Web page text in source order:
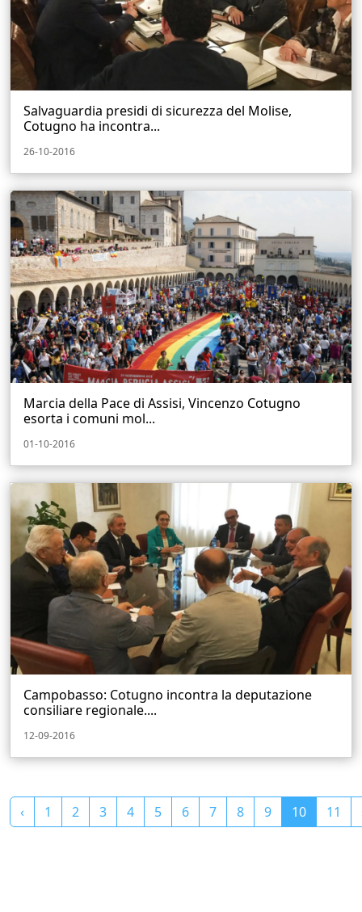
Salvaguardia presidi di sicurezza del Molise,
Cotugno ha incontra...
26-10-2016
Marcia della Pace di Assisi, Vincenzo Cotugno
esorta i comuni mol...
01-10-2016
Campobasso: Cotugno incontra la deputazione
consiliare regionale....
12-09-2016
‹ 1 2 3 4 5 6 7 8 9 10 11